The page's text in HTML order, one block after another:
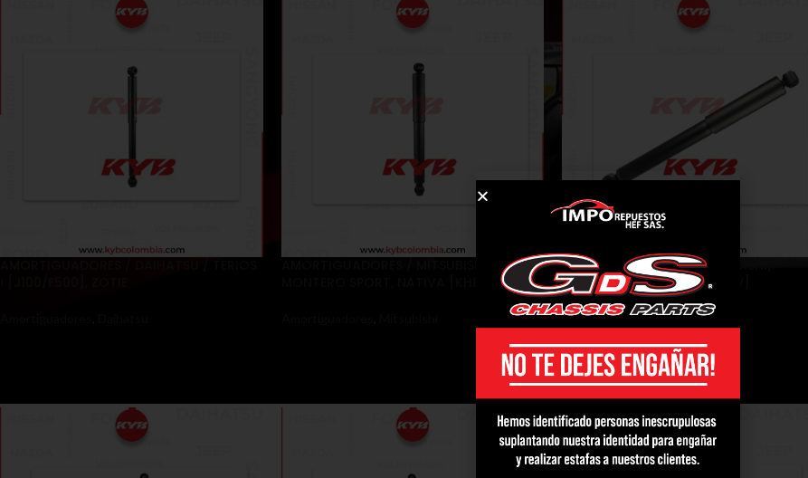
AMORTIGUADORES / MITSUBISHI/
NATIVA 3.0 V6 [K96W, K97W]
Amortiguadores,Mitsubishi